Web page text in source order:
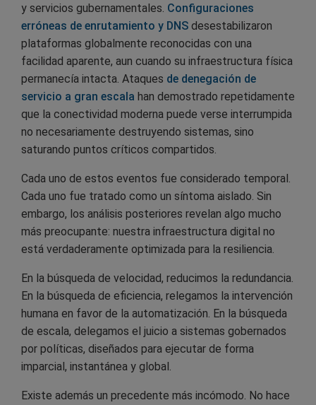
y servicios gubernamentales. Configuraciones
erróneas de enrutamiento y DNS desestabilizaron
plataformas globalmente reconocidas con una
facilidad aparente, aun cuando su infraestructura física
permanecía intacta. Ataques de denegación de
servicio a gran escala han demostrado repetidamente
que la conectividad moderna puede verse interrumpida
no necesariamente destruyendo sistemas, sino
saturando puntos críticos compartidos.
Cada uno de estos eventos fue considerado temporal.
Cada uno fue tratado como un síntoma aislado. Sin
embargo, los análisis posteriores revelan algo mucho
más preocupante: nuestra infraestructura digital no
está verdaderamente optimizada para la resiliencia.
En la búsqueda de velocidad, reducimos la redundancia.
En la búsqueda de eficiencia, relegamos la intervención
humana en favor de la automatización. En la búsqueda
de escala, delegamos el juicio a sistemas gobernados
por políticas, diseñados para ejecutar de forma
imparcial, instantánea y global.
Existe además un precedente más incómodo. No hace